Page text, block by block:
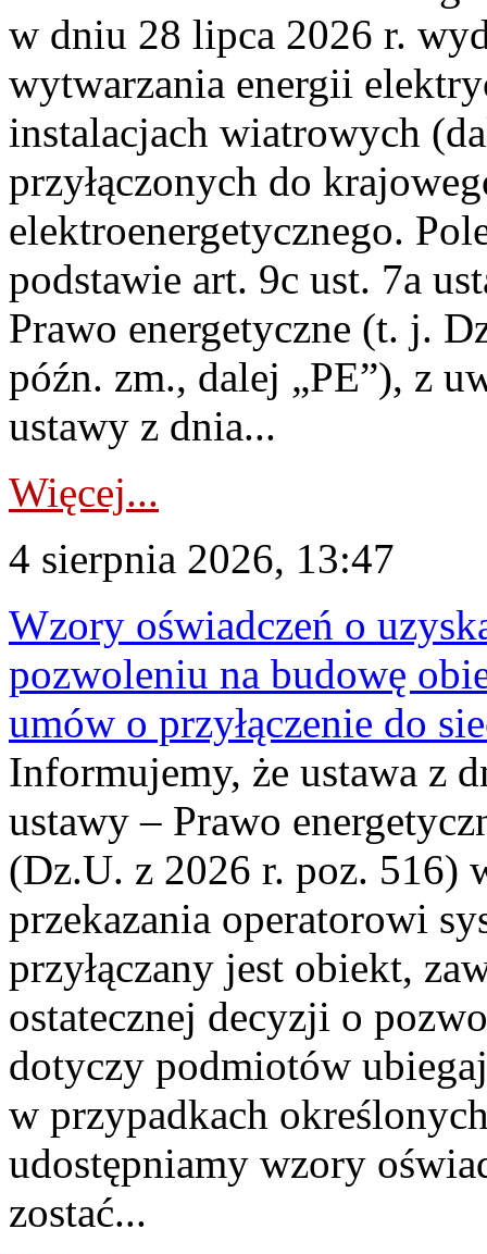
w dniu 28 lipca 2026 r.
wytwarzania energii
instalacjach wiatrowych
przyłączonych do
elektroenergetycznego.
podstawie art. 9c ust. 7a
Prawo energetyczne (t. j.
późn. zm., dalej „PE”), z
ustawy z dnia...
Więcej...
4 sierpnia 2026, 13:47
Wzory oświadczeń o
pozwoleniu na budowę
umów o przyłączenie do
Informujemy, że ustawa z
ustawy – Prawo
(Dz.U. z 2026 r. poz. 516)
przekazania operatorowi
przyłączany jest obiekt,
ostatecznej decyzji o
dotyczy podmiotów
w przypadkach
udostępniamy wzory
zostać...